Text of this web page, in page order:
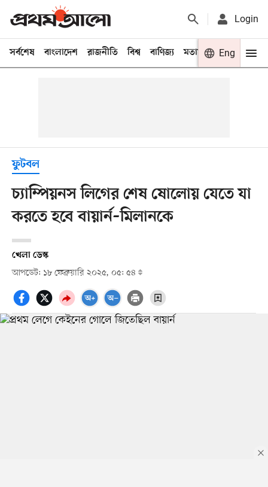
Login
সর্বশেষ বাংলাদেশ রাজনীতি বিশ্ব বাণিজ্য মতামত খেলা
Eng
ফুটবল
চ্যাম্পিয়নস লিগের শেষ ষোলোয় যেতে যা
করতে হবে বায়ার্ন–মিলানকে
খেলা ডেস্ক
আপডেট: ১৮ ফেব্রুয়ারি ২০২৫, ০৫: ৫৪